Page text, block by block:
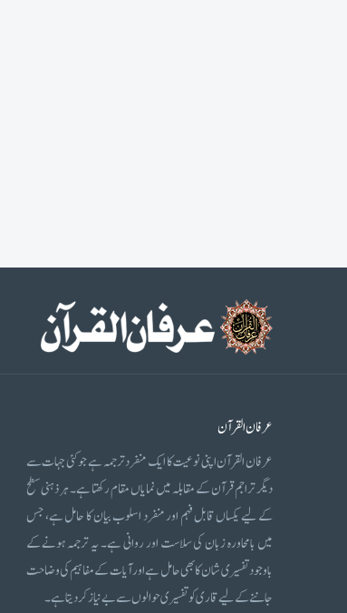
عرفان القرآن
عرفان القرآن اپنی نوعیت کا ایک منفرد ترجمہ ہے جو کئی جہات سے
دیگر تراجم قرآن کے مقابلہ میں نمایاں مقام رکھتا ہے۔ ہر ذہنی سطح
کے لیے یکساں قابل فہم اور منفرد اسلوب بیان کا حامل ہے، جس
میں بامحاورہ زبان کی سلاست اور روانی ہے۔ یہ ترجمہ ہونے کے
باوجود تفسیری شان کا بھی حامل ہے اور آیات کے مفاہیم کی وضاحت
جاننے کے لیے قاری کو تفسیری حوالوں سے بے نیاز کر دیتا ہے۔